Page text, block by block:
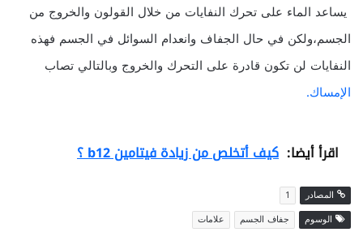
يساعد الماء على تحرك النفايات من خلال القولون والخروج من
الجسم،ولكن في حال الجفاف وانعدام السوائل في الجسم فهذه
النفايات لن تكون قادرة على التحرك والخروج وبالتالي تصاب
الإمساك.
اقرأ أيضا: كيف أتخلص من زيادة فيتامين b12 ؟
المصادر
1
الوسوم
جفاف الجسم علامات